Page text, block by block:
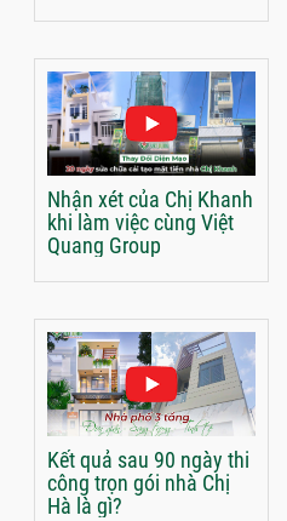
Nhận xét của Chị Khanh
khi làm việc cùng Việt
Quang Group
Kết quả sau 90 ngày thi
công trọn gói nhà Chị
Hà là gì?